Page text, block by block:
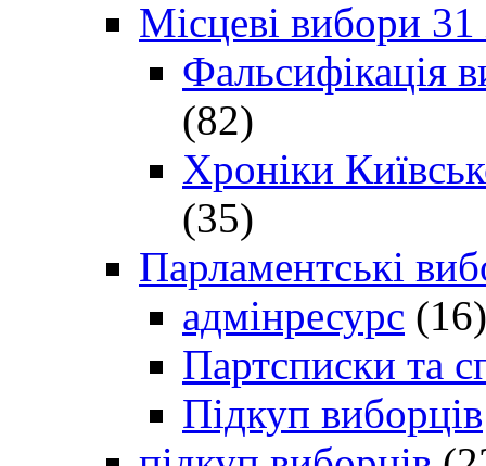
Місцеві вибори
Фальсифікація
(82)
Хроніки
(35)
Парламентські
адмінресурс (16)
Партсписки та
Підкуп виборців